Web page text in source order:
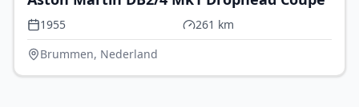
1955
261 km
Brummen, Nederland